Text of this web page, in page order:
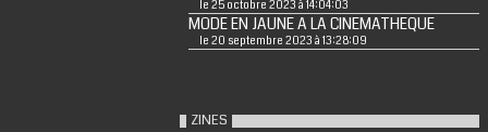
le 25 octobre 2023 à 14:04:03
MODE EN JAUNE A LA CINEMATHEQUE
le 20 septembre 2023 à 13:28:09
ZINES